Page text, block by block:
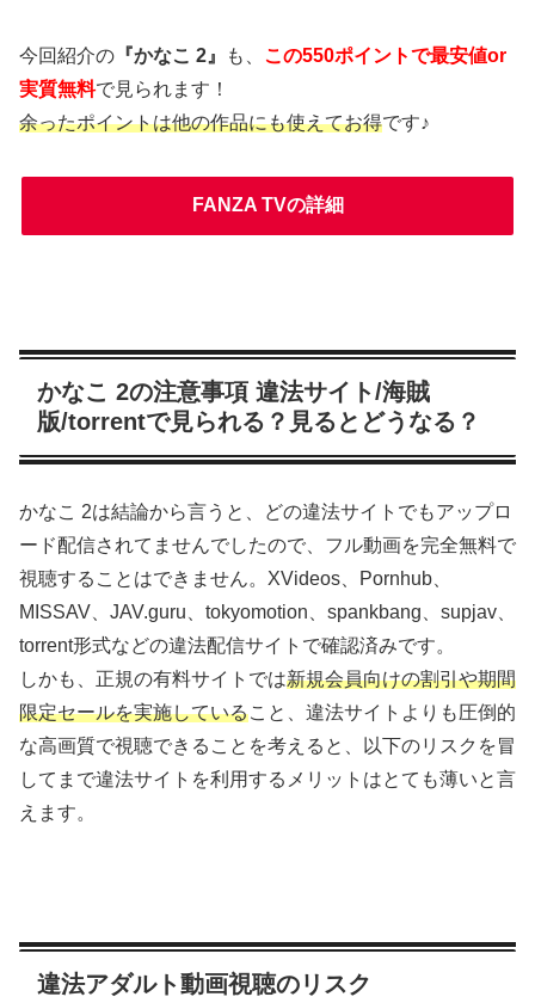
今回紹介の 『かなこ 2』 も、 この550ポイントで最安値or
実質無料で見られます！
余ったポイントは他の作品にも使えてお得です♪
FANZA TVの詳細
かなこ 2の注意事項 違法サイト/海賊
版/torrentで見られる？見るとどうなる？
かなこ 2は結論から言うと、どの違法サイトでもアップロ
ード配信されてませんでしたので、フル動画を完全無料で
視聴することはできません。XVideos、Pornhub、
MISSAV、JAV.guru、tokyomotion、spankbang、supjav、
torrent形式などの違法配信サイトで確認済みです。
しかも、正規の有料サイトでは新規会員向けの割引や期間
限定セールを実施していること、違法サイトよりも圧倒的
な高画質で視聴できることを考えると、以下のリスクを冒
してまで違法サイトを利用するメリットはとても薄いと言
えます。
違法アダルト動画視聴のリスク